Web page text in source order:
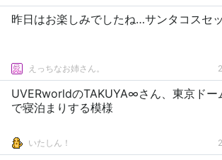
昨日はお楽しみでしたね…サンタコスセ
えっちなお姉さん。
UVERworldのTAKUYA∞さん、東京ドー
で寝泊まりする模様
いたしん！